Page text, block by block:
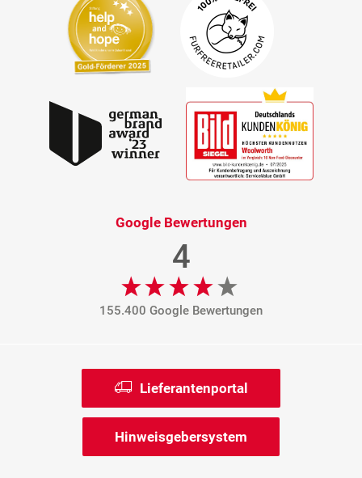
Google Bewertungen
4
155.400 Google Bewertungen
Lieferantenportal
Hinweisgebersystem